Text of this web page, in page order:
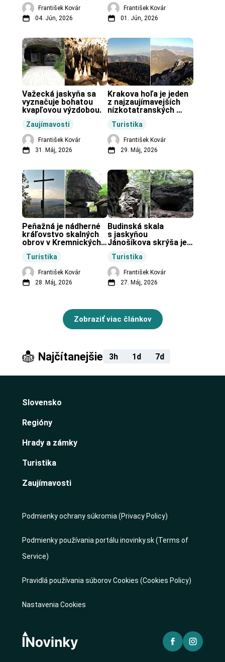
František Kovár
04. Jún, 2026
František Kovár
01. Jún, 2026
Zaujímavosti
Važecká jaskyňa sa
vyznačuje bohatou
kvapľovou výzdobou.
František Kovár
31. Máj, 2026
Turistika
Krakova hoľa je jeden
z najzaujímavejších
nízkotatranských
František Kovár
29. Máj, 2026
Turistika
Peňažná je nádherné
kráľovstvo skalných
obrov v Kremnických
František Kovár
28. Máj, 2026
Turistika
Budinská skala
s jaskyňou
Jánošíkova skrýša je
obci Budiná.
František Kovár
27. Máj, 2026
Zobraziť viac článkov
Najčítanejšie 3h 1d 7d
Slovensko
Regióny
Hrady a zámky
Turistika
Zaujímavosti
Podmienky ochrany súkromia (Privacy Policy)
Podmienky používania portálu inovinky.sk (Terms of
Service)
Pravidlá používania súborov Cookies (Cookies Policy)
Nastavenia Cookies